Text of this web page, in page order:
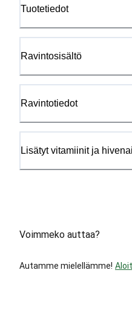
Tuotetiedot
Ravintosisältö
Ravintotiedot
Lisätyt vitamiinit ja
Voimmeko auttaa?
Autamme mielellämme!